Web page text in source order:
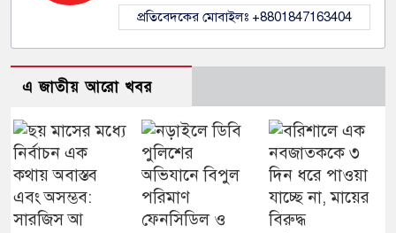
প্রতিবেদকের মোবাইলঃ +8801847163404
এ জাতীয় আরো খবর